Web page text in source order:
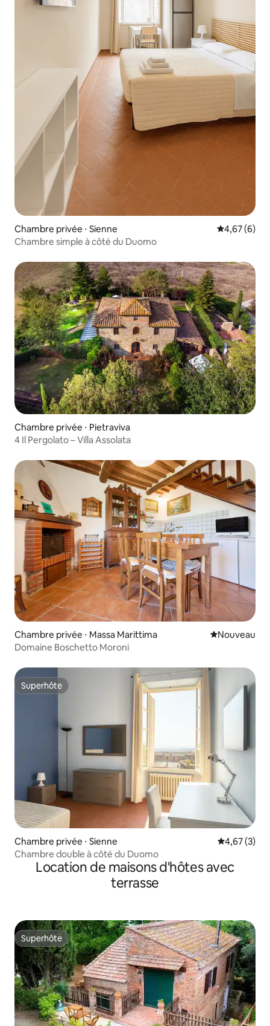
Chambre privée ⋅ Sienne Évaluation
4,67 (6)
Chambre simple à côté du Duomo
Chambre privée ⋅ Pietraviva
4 Il Pergolato – Villa Assolata
Chambre privée ⋅ Massa Marittima Nouvel
Nouveau
Domaine Boschetto Moroni
Superhôte
Superhôte
Chambre privée ⋅ Sienne Évaluation
4,67 (3)
Chambre double à côté du Duomo
Location de maisons d'hôtes avec
terrasse
Superhôte
Superhôte